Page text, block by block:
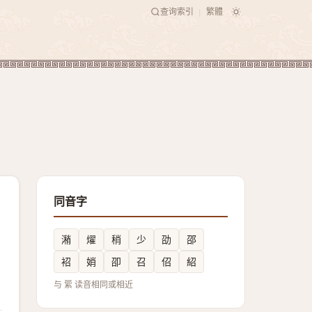
查询索引 繁體
同音字
潲 燿 稍 少 劭
邵
袑
娋 卲 召 佋 紹
与 綤 读音相同或相近